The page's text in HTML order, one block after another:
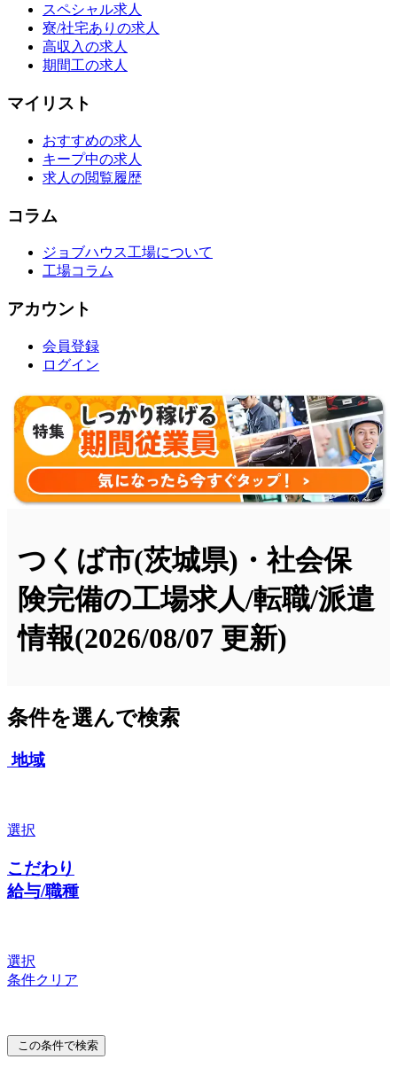
スペシャル求人
寮/社宅ありの求人
高収入の求人
期間工の求人
マイリスト
おすすめの求人
キープ中の求人
求人の閲覧履歴
コラム
ジョブハウス工場について
工場コラム
アカウント
会員登録
ログイン
つくば市(茨城県)・社会保
険完備の工場求人/転職/派遣
情報(2026/08/07 更新)
条件を選んで検索
地域
選択
こだわり
給与/職種
選択
条件クリア
この条件で検索